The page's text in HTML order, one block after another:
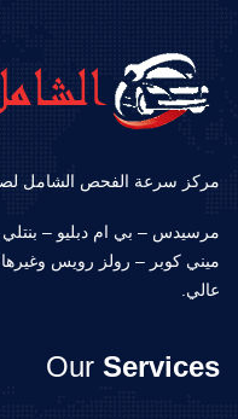
مركز سرعة الفحص الشامل
مرسيدس – بي ام دبليو –
ميني كوبر – رولز رويس
عالي.
Our Services